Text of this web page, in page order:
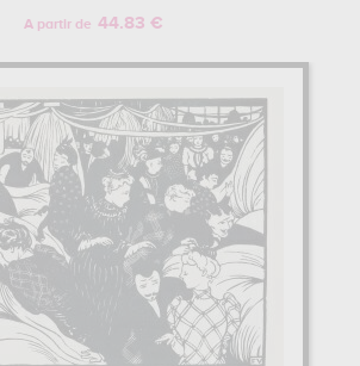
A partir de 44.83 €